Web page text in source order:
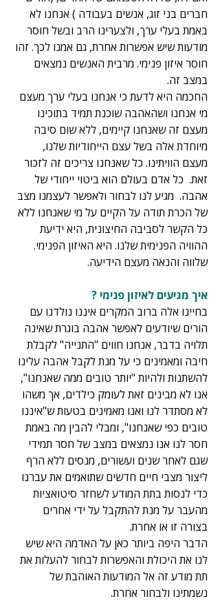
חברים בני זוג, אנשים בעבודה ) אנחנו לא
באמת בעלי ערך, ולצערינו הרב ובשל חוסר
מודעות שיש אפשרות אחרת, גם אמנו לכך. זהו
חוסר איזון פנימי. מרבית האנשים נמצאים
במצב זה.
החכמה היא לדעת כי אנחנו בעלי ערך מעצם
מי אנחנו ושהאהבה שוכנת תמיד בתוכינו
מעצם זה שאנחנו קיימים, ללא שום סיבה
מיוחדת אלה בשל עצם הייחודיות שלנו,
מעצם הוויתינו. כל שאנחנו צריכים זה לזכור
זאת.  כל אדם בעולם הוא ביטוי ייחודי של
אהבה.  מגיע לנו לבחור ולאפשר לעצמנו מצב
של הכרת תודה על הקיים על מי שאנחנו ללא
כל הקשר לסביבה החיצונית, היא ידיעת
ההוויה הפנימית שלנו. היא האיזון הפנימי.
שלווה והנאה מעצם הידיעה.
איך מגיעים לאיזון פנימי ?
בחיינו אלה ברוב המקרים איננו נולדנו עם
הורים שיודעים לאפשר אהבה בוגרת שאינה
תלויה בדבר, אנחנו חווים "התנייה" לקבלת
חיבה ומאמינים כי על מנת לקבל אהבה עלינו
להשתנות ולהיות "יותר טובים ממה שאנחנו",
אנו לא מבינים זאת לעומק כילדים, אך משהו
לא מסתדר לנו ואנו מאמינים בטעות ש"איננו
טובים כפי שאנחנו", ומבלי להבין מה באמת
חסר לנו אנו נמצאים במצב של חסר תמידי
שגם לאחר שנים ועשורים, מנסים ללא הרף
ליצור מצבי חיים חדשים שתואמים את עברנו
כדי לנסות בתת המודע לשחזר סיטואציות
מהעבר על מנת להתקבל על ידי אחרים
בצורה זו או אחרת.
הדבר היפה ביותר כאן על האדמה היא שיש
לנו את היכולת והאפשרות לבחור להעלות את
תת מודע זה אל המודעות האוהבת של
נשמתינו ולבחור אחרת.